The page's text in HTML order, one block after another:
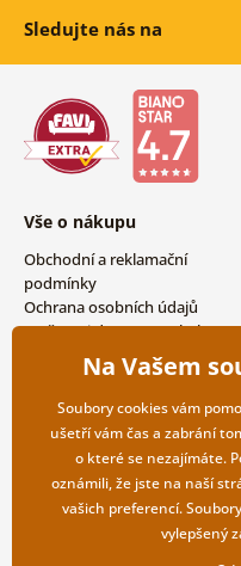
Sledujte nás na
Vše o nákupu
Obchodní a reklamační
podmínky
Ochrana osobních údajů
Možnosti dopravy a platby
Vrácení zbožíNa Vašem
Soubory cookies vám
ušetří vám čas a zabrání
o které se nezajímáte.
oznámili, že jste na naší
vašich preferencí.
vylepšený